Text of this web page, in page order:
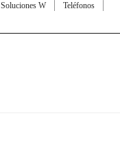
Soluciones W
Teléfonos